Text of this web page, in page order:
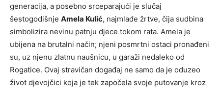
generacija, a posebno srceparajući je slučaj
šestogodišnje Amela Kulić, najmlađe žrtve, čija sudbina
simbolizira nevinu patnju djece tokom rata. Amela je
ubijena na brutalni način; njeni posmrtni ostaci pronađeni
su, uz njenu zlatnu naušnicu, u garaži nedaleko od
Rogatice. Ovaj stravičan događaj ne samo da je oduzeo
život djevojčici koja je tek započela svoje putovanje kroz